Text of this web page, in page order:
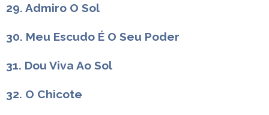
29. Admiro O Sol
30. Meu Escudo É O Seu Poder
31. Dou Viva Ao Sol
32. O Chicote